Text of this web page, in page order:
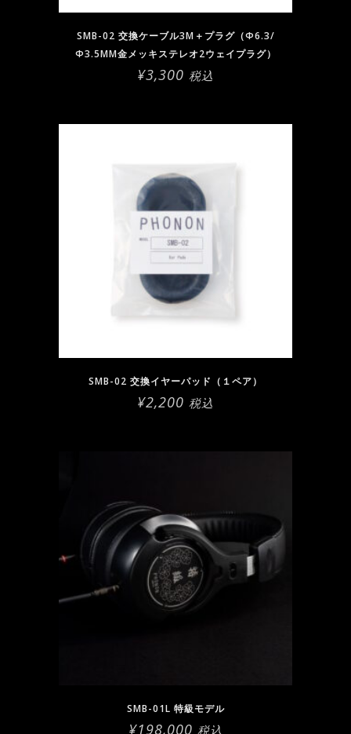
SMB-02 交換ケーブル3M＋プラグ（Φ6.3/
Φ3.5MM金メッキステレオ2ウェイプラグ）
¥3,300 税込
SMB-02 交換イヤーパッド（１ペア）
¥2,200 税込
SMB-01L 特級モデル
¥198,000 税込